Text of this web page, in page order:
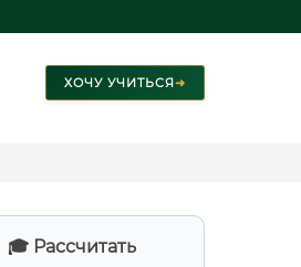
ХОЧУ УЧИТЬСЯ➜
🎓 Рассчитать